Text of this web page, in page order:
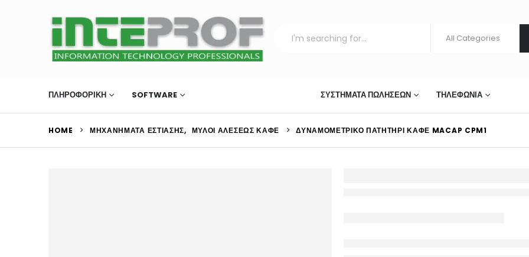
ΠΛΗΡΟΦΟΡΙΚΗ SOFTWARE ΣΥΣΤΉΜΑΤΑ ΠΩΛΉΣΕΩΝ ΤΗΛΕΦΩΝΊΑ
HOME ΜΗΧΑΝΉΜΑΤΑ ΕΣΤΊΑΣΗΣ, ΜΎΛΟΙ ΑΛΈΣΕΩΣ ΚΑΦΈ ΔΥΝΑΜΟΜΕΤΡΙΚΌ ΠΑΤΗΤΉΡΙ ΚΑΦΈ MACAP CPM1